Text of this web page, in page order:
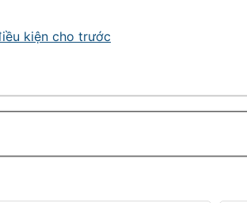
kiện cho trước